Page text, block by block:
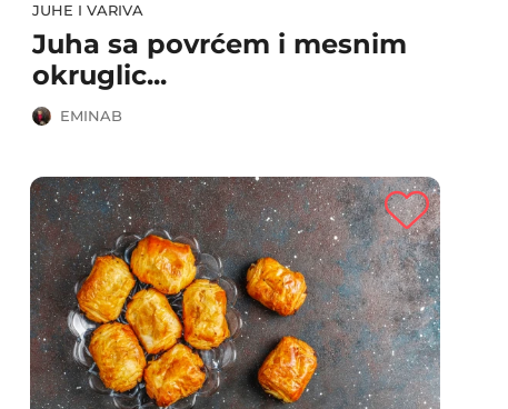
JUHE I VARIVA
Juha sa povrćem i mesnim
okruglic...
EMINAB